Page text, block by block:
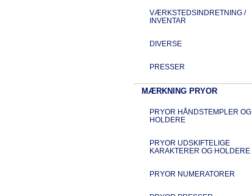
VÆRKSTEDSINDRETNING /
INVENTAR
DIVERSE
PRESSER
MÆRKNING PRYOR
PRYOR HÅNDSTEMPLER OG
HOLDERE
PRYOR UDSKIFTELIGE
KARAKTERER OG HOLDERE
PRYOR NUMERATORER